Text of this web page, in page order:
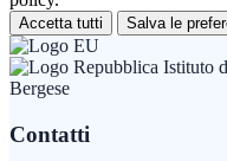
Accetta tutti Salva le
Istituto
Bergese
Contatti